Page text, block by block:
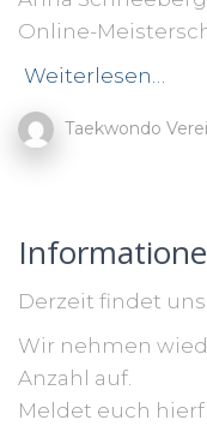
Online-
Weiterlesen…
Taekwondo
Derzeit findet
Wir nehmen
Anzahl auf.
Meldet euch